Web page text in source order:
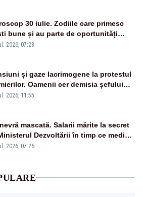
30 iulie. Zodiile care primesc
bune și au parte de oportunități
2026, 07:28
și gaze lacrimogene la protestul
Oamenii cer demisia șefului
și s-au mutat în Piața Victoria–
2026, 11:55
mascată. Salarii mărite la secret
Dezvoltării în timp ce medicii
în stradă
2026, 07:26